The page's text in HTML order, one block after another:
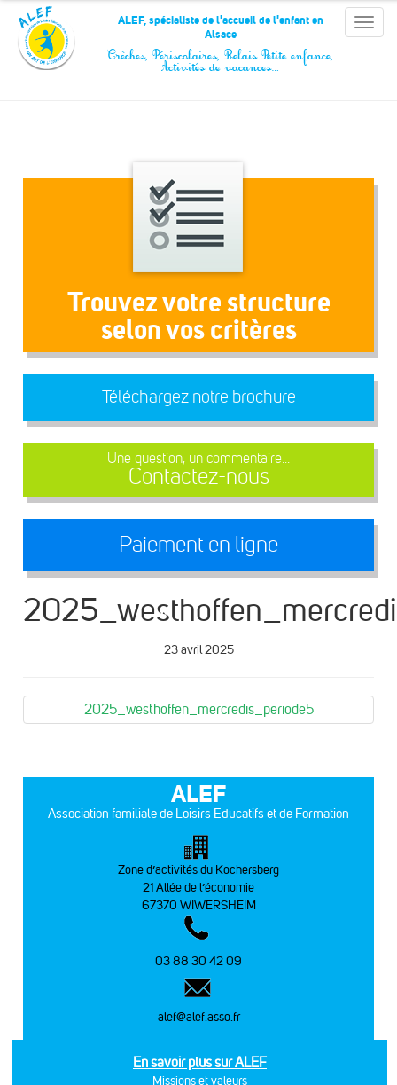
Panneau de gestion des cookies
Toggle
ALEF, spécialiste de l'accueil de l'enfant en
Alsace
Crèches, Périscolaires, Relais Petite enfance,
Activités de vacances…
Trouvez votre structure
selon vos critères
Téléchargez notre brochure
Une question, un commentaire...
Contactez-nous
Paiement en ligne
23 avril 2025
2025_westhoffen_mercredis_periode5
ALEF
Association familiale de Loisirs Educatifs et de Formation
Zone d’activités du Kochersberg
21 Allée de l’économie
67370 WIWERSHEIM
03 88 30 42 09
alef@alef.asso.fr
En savoir plus sur ALEF
Missions et valeurs